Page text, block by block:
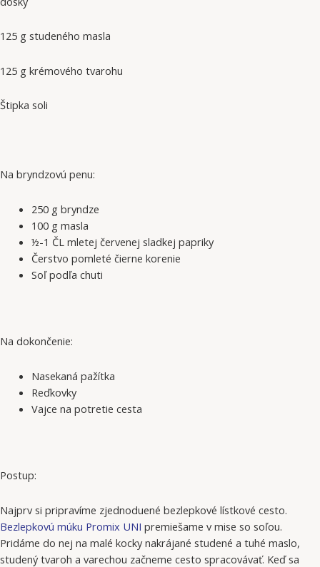
125 g studeného masla
125 g krémového tvarohu
Štipka soli
Na bryndzovú penu:
250 g bryndze
100 g masla
½-1 ČL mletej červenej sladkej papriky
Čerstvo pomleté čierne korenie
Soľ podľa chuti
Na dokončenie:
Nasekaná pažítka
Reďkovky
Vajce na potretie cesta
Postup:
Najprv si pripravíme zjednoduené bezlepkové lístkové cesto.
Bezlepkovú múku Promix UNI premiešame v mise so soľou.
Pridáme do nej na malé kocky nakrájané studené a tuhé maslo,
studený tvaroh a varechou začneme cesto spracovávať. Keď sa